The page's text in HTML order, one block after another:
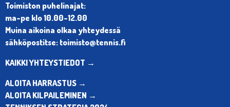
Toimiston puhelinajat:
ma-pe klo 10.00-12.00
Muina aikoina olkaa yhteydessä
sähköpostitse: toimisto@tennis.fi
KAIKKI YHTEYSTIEDOT →
ALOITA HARRASTUS →
ALOITA KILPAILEMINEN →